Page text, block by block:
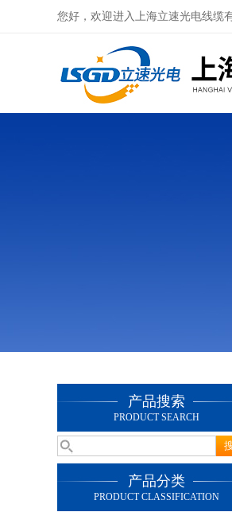
您好，欢迎进入上海立速光电线缆
产品搜索
PRODUCT SEARCH
产品分类
PRODUCT CLASSIFICATION